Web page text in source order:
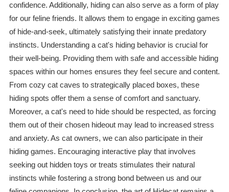
confidence. Additionally, hiding can also serve as a form of play
for our feline friends. It allows them to engage in exciting games
of hide-and-seek, ultimately satisfying their innate predatory
instincts. Understanding a cat's hiding behavior is crucial for
their well-being. Providing them with safe and accessible hiding
spaces within our homes ensures they feel secure and content.
From cozy cat caves to strategically placed boxes, these
hiding spots offer them a sense of comfort and sanctuary.
Moreover, a cat's need to hide should be respected, as forcing
them out of their chosen hideout may lead to increased stress
and anxiety. As cat owners, we can also participate in their
hiding games. Encouraging interactive play that involves
seeking out hidden toys or treats stimulates their natural
instincts while fostering a strong bond between us and our